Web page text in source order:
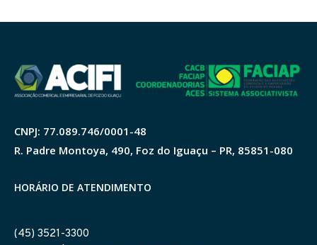
CNPJ: 77.089.746/0001-48
R. Padre Montoya, 490, Foz do Iguaçu – PR, 85851-080
HORÁRIO DE ATENDIMENTO
(45) 3521-3300